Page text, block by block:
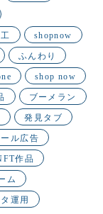
shopnow
ふんわり
shop now
ブーメラン
発見タブ
ール広告
作品
ム
運用